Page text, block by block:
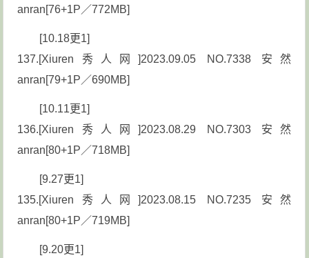
anran[76+1P／772MB]
[10.18更1]
137.[Xiuren秀人网]2023.09.05 NO.7338 安然
anran[79+1P／690MB]
[10.11更1]
136.[Xiuren秀人网]2023.08.29 NO.7303 安然
anran[80+1P／718MB]
[9.27更1]
135.[Xiuren秀人网]2023.08.15 NO.7235 安然
anran[80+1P／719MB]
[9.20更1]